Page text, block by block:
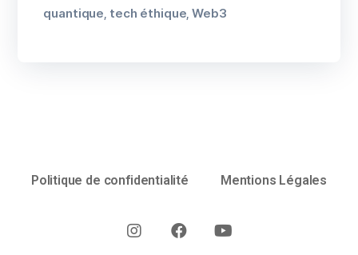
quantique tech éthique ,Web3
Politique de confidentialité Mentions Légales